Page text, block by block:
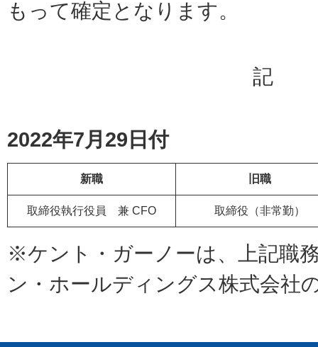
もって確定となります。
記
2022年7月29日付
新職 旧職
取締役執行役員 兼 CFO 取締役（非常勤）
※ケント・ガーノーは、上記職
ン・ホールディングス株式会社